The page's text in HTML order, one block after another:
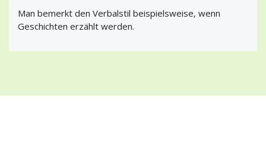
Man bemerkt den Verbalstil beispielsweise, wenn
Geschichten erzählt werden.